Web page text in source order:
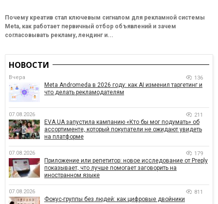
Почему креатив стал ключевым сигналом для рекламной системы
Meta, как работает первичный отбор объявлений и зачем
согласовывать рекламу, лендинг и...
НОВОСТИ
Вчера 136
Meta Andromeda в 2026 году: как AI изменил таргетинг и
что делать рекламодателям
07.08.2026 211
EVA.UA запустила кампанию «Кто бы мог подумать» об
ассортименте, который покупатели не ожидают увидеть
на платформе
07.08.2026 179
Приложение или репетитор: новое исследование от Preply
показывает, что лучше помогает заговорить на
иностранном языке
07.08.2026 811
Фокус-группы без людей: как цифровые двойники